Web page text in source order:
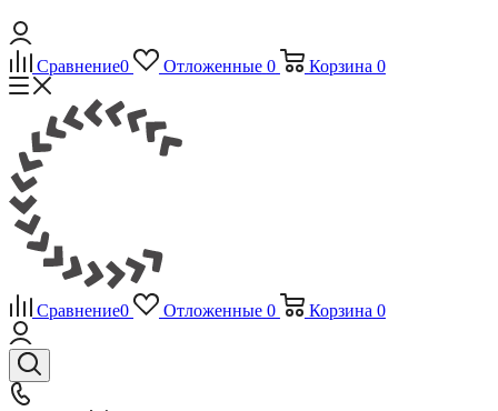
Сравнение0 Отложенные 0 Корзина 0
Сравнение0 Отложенные 0 Корзина 0